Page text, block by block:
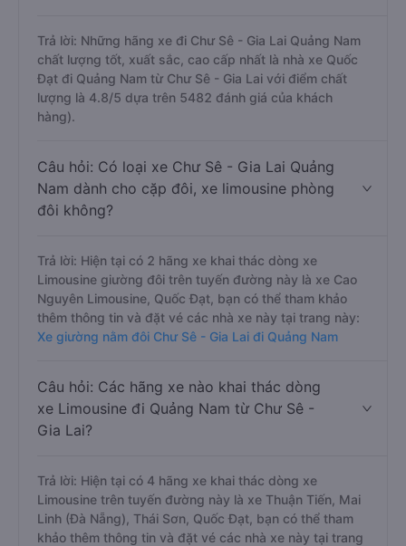
Trả lời: Những hãng xe đi Chư Sê - Gia Lai Quảng Nam
chất lượng tốt, xuất sắc, cao cấp nhất là nhà xe Quốc
Đạt đi Quảng Nam từ Chư Sê - Gia Lai với điểm chất
lượng là 4.8/5 dựa trên 5482 đánh giá của khách
hàng).
Câu hỏi: Có loại xe Chư Sê - Gia Lai Quảng
Nam dành cho cặp đôi, xe limousine phòng
đôi không?
Trả lời: Hiện tại có 2 hãng xe khai thác dòng xe
Limousine giường đôi trên tuyến đường này là xe Cao
Nguyên Limousine, Quốc Đạt, bạn có thể tham khảo
thêm thông tin và đặt vé các nhà xe này tại trang này:
Xe giường nằm đôi Chư Sê - Gia Lai đi Quảng Nam
Câu hỏi: Các hãng xe nào khai thác dòng
xe Limousine đi Quảng Nam từ Chư Sê -
Gia Lai?
Trả lời: Hiện tại có 4 hãng xe khai thác dòng xe
Limousine trên tuyến đường này là xe Thuận Tiến, Mai
Linh (Đà Nẵng), Thái Sơn, Quốc Đạt, bạn có thể tham
khảo thêm thông tin và đặt vé các nhà xe này tại trang